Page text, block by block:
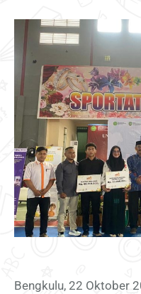
Bengkulu, 22 Oktober